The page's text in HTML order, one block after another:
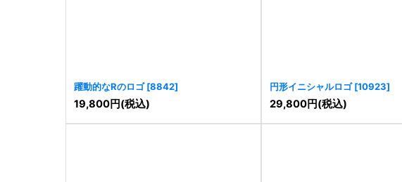
躍動的なRのロゴ [8842]
19,800円(税込)
円形イニシャルロゴ [10923]
29,800円(税込)